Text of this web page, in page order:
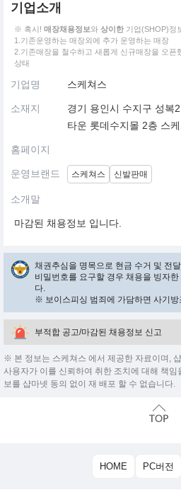
기업소개
※ 혹시! 매장채용정보와 상이한 기업(SHOP)정
1.기존운영하는 매장외에 추가 운영하는 매장
2.기존매장을 철수하고 새롭게 신규매장을 오픈
상태
기업명 스케쳐스
소재지
경기 용인시 수지구 성복
타운 롯데수지몰 2층 스
홈페이지
운영브랜드 스케쳐스 신발판매
소개말
마감된 채용정보 입니다.
채권추심을 명목으로 현금 수거 및 전
비밀번호를 요구할 경우 채용을 빙자
다.
※ 보이스피싱 범죄에 가담하면 사기
부적합 공고/마감된 채용정보 신고
※ 본 정보는 스케쳐스 에서 제공한 자료이며,
사용자가 이를 신뢰하여 취한 조치에 대해 책
보를 샵마넷 동의 없이 재 배포 할 수 없습니다.
HOME PC버전